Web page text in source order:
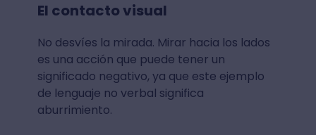
El contacto visual
No desvíes la mirada. Mirar hacia los lados
es una acción que puede tener un
significado negativo, ya que este ejemplo
de lenguaje no verbal significa
aburrimiento.